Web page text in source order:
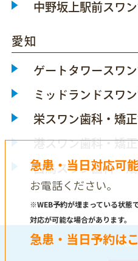
中野坂上駅前スワ
愛知
ゲートタワースワ
ミッドランドスワ
栄スワン歯科・矯
港スワン歯科・矯
白鳥スワン歯科・矯
© minato-
急患・当日対応可
お電話ください。
※WEB予約が埋まっている状態
対応が可能な場合があります。
急患・当日予約は